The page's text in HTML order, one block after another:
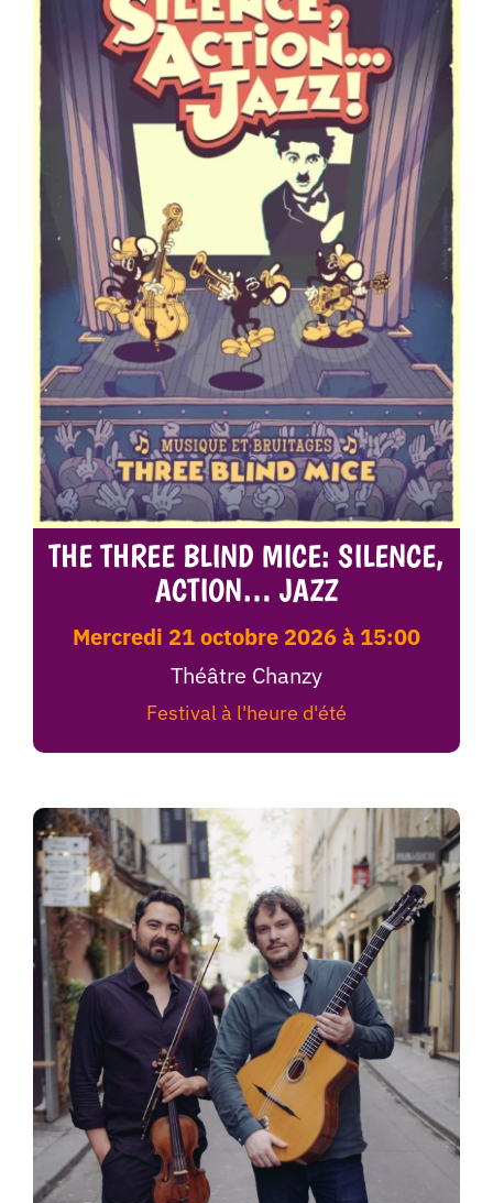
THE THREE BLIND MICE: SILENCE,
ACTION… JAZZ
mercredi 21 octobre 2026 à 15:00
Théâtre Chanzy
Festival à l'heure d'été